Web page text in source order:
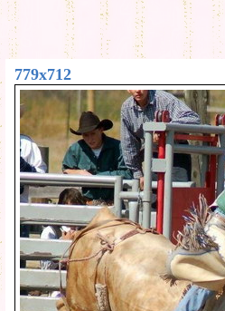
779x712